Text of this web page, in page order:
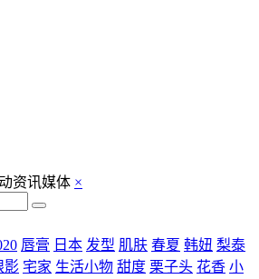
×
唇膏 日本 发型 肌肤 春夏 韩妞 梨泰
影 宅家 生活小物 甜度 栗子头 花香 小